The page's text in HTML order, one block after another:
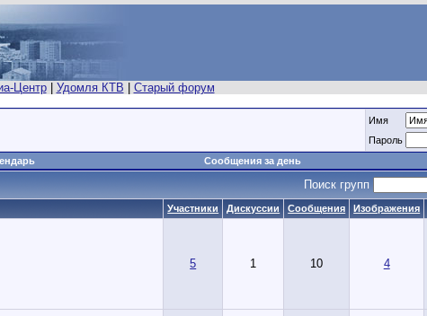
Центр| Удомля КТВ Старый форум
Имя
Пароль
Сообщения за день
Поиск групп
Участники Дискуссии Сообщения Изображения
5
1 10 4